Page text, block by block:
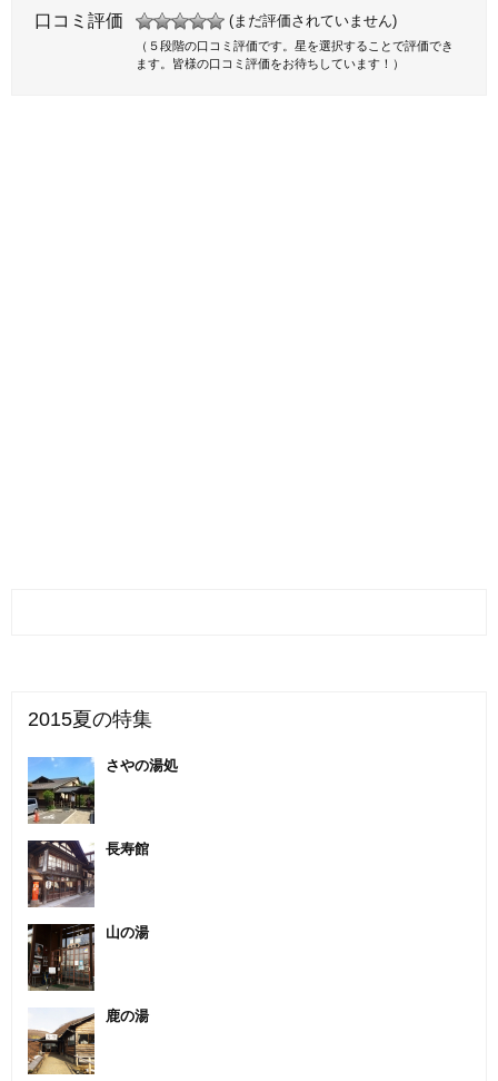
口コミ評価 (まだ評価されていません)
（５段階の口コミ評価です。星を選択することで評価でき
ます。皆様の口コミ評価をお待ちしています！）
2015夏の特集
さやの湯処
長寿館
山の湯
鹿の湯